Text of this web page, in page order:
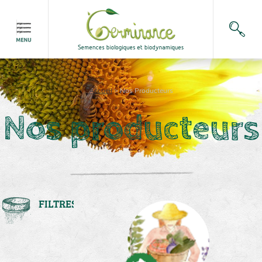
Accueil>Nos Producteurs
Nos producteurs
FILTRES